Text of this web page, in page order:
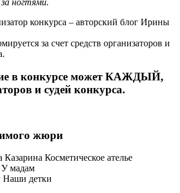
ногтями.
конкурса – авторский блог Ирины
за счет средств организаторов и
в конкурсе может КАЖДЫЙ,
и судей конкурса.
жюри
Косметическое ателье
У мадам
Наши детки